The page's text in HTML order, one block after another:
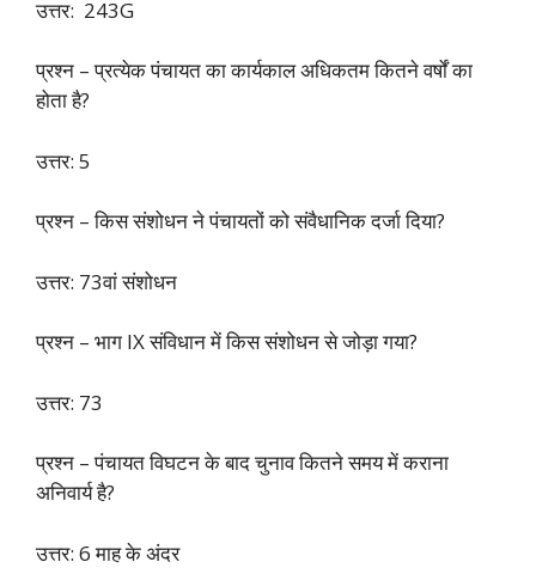
उत्तर: 243G
प्रश्न – प्रत्येक पंचायत का कार्यकाल अधिकतम कितने वर्षों का
होता है?
उत्तर: 5
प्रश्न – किस संशोधन ने पंचायतों को संवैधानिक दर्जा दिया?
उत्तर: 73वां संशोधन
प्रश्न – भाग IX संविधान में किस संशोधन से जोड़ा गया?
उत्तर: 73
प्रश्न – पंचायत विघटन के बाद चुनाव कितने समय में कराना
अनिवार्य है?
उत्तर: 6 माह के अंदर